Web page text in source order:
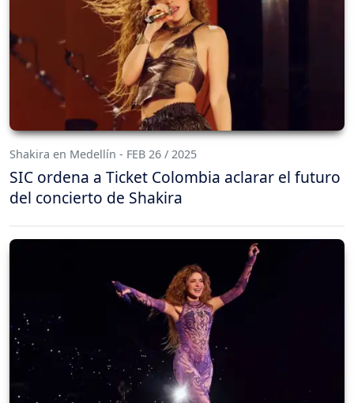
Shakira en Medellín - FEB 26 / 2025
SIC ordena a Ticket Colombia aclarar el futuro
del concierto de Shakira